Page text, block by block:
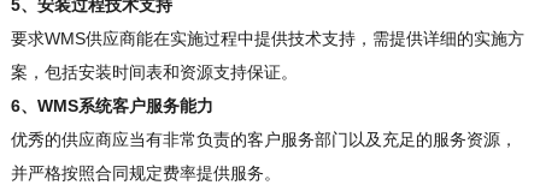
5、安装过程技术支持
要求WMS供应商能在实施过程中提供技术支持，需提供详细的实施方
案，包括安装时间表和资源支持保证。
6、WMS系统客户服务能力
优秀的供应商应当有非常负责的客户服务部门以及充足的服务资源，
并严格按照合同规定费率提供服务。